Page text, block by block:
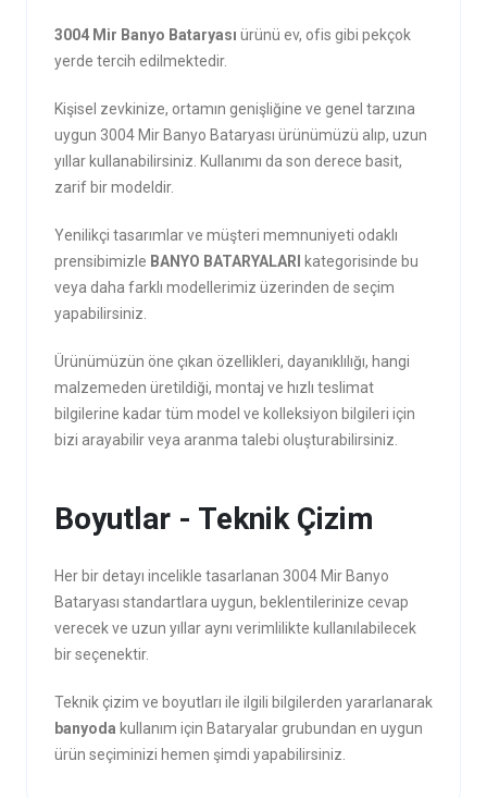
3004 Mir Banyo Bataryası ürünü ev, ofis gibi pekçok
yerde tercih edilmektedir.
Kişisel zevkinize, ortamın genişliğine ve genel tarzına
uygun 3004 Mir Banyo Bataryası ürünümüzü alıp, uzun
yıllar kullanabilirsiniz. Kullanımı da son derece basit,
zarif bir modeldir.
Yenilikçi tasarımlar ve müşteri memnuniyeti odaklı
prensibimizle BANYO BATARYALARI
kategorisinde bu
veya daha farklı modellerimiz üzerinden de seçim
yapabilirsiniz.
Ürünümüzün öne çıkan özellikleri, dayanıklılığı, hangi
malzemeden üretildiği, montaj ve hızlı teslimat
bilgilerine kadar tüm model ve kolleksiyon bilgileri için
bizi arayabilir veya aranma talebi oluşturabilirsiniz.
Boyutlar - Teknik Çizim
Her bir detayı incelikle tasarlanan 3004 Mir Banyo
Bataryası standartlara uygun, beklentilerinize cevap
verecek ve uzun yıllar aynı verimlilikte kullanılabilecek
bir seçenektir.
Teknik çizim ve boyutları ile ilgili bilgilerden yararlanarak
banyoda kullanım için Bataryalar grubundan en uygun
ürün seçiminizi hemen şimdi yapabilirsiniz.